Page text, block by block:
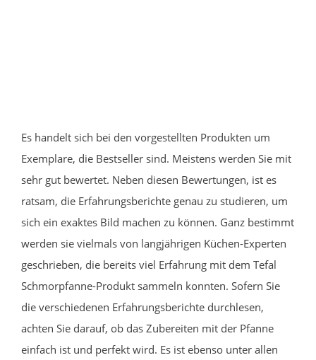
Es handelt sich bei den vorgestellten Produkten um
Exemplare, die Bestseller sind. Meistens werden Sie mit
sehr gut bewertet. Neben diesen Bewertungen, ist es
ratsam, die Erfahrungsberichte genau zu studieren, um
sich ein exaktes Bild machen zu können. Ganz bestimmt
werden sie vielmals von langjährigen Küchen-Experten
geschrieben, die bereits viel Erfahrung mit dem Tefal
Schmorpfanne-Produkt sammeln konnten. Sofern Sie
die verschiedenen Erfahrungsberichte durchlesen,
achten Sie darauf, ob das Zubereiten mit der Pfanne
einfach ist und perfekt wird. Es ist ebenso unter allen